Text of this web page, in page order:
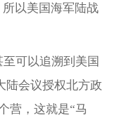
以美国海军陆战
可以追溯到美国
陆会议授权北方政
营，这就是“马